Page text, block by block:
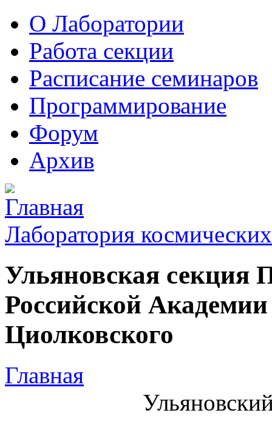
О Лаборатории
Работа секции
Расписание семинаров
Программирование
Форум
Архив
Лаборатория
Ульяновская секция
Российской
Циолковского
Главная